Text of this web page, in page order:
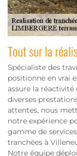
Tout sur la
Spécialiste des
positionne en vrai
assure la
diverses
attentes, nous
notre expérience
gamme de
tranchées à
Notre équipe